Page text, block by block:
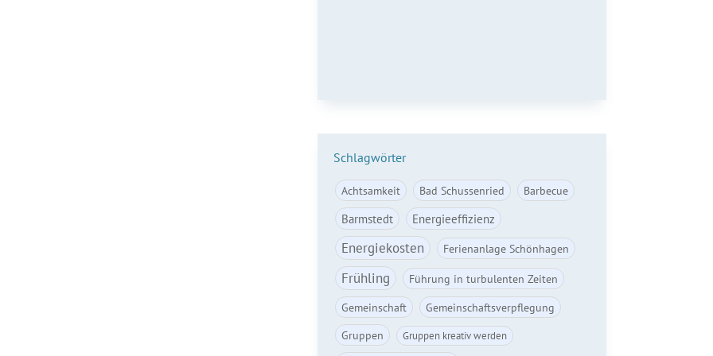
Schlagwörter
Achtsamkeit Bad Schussenried Barbecue
Barmstedt Energieeffizienz
Energiekosten Ferienanlage Schönhagen
Frühling
Führung in turbulenten Zeiten
Gemeinschaft
Gemeinschaftsverpflegung
Gruppen
Gruppen kreativ werden